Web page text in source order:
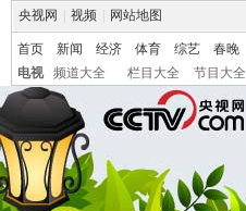
央视网 视频 网站地图
首页 新闻 经济 体育 综艺 春晚
电视
频道大全 栏目大全 节目大全